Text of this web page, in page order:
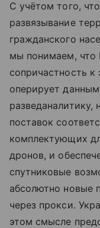
С учётом того,
развязывание
гражданского
мы понимаем,
сопричастность
оперирует
разведаналитику,
поставок
комплектующих
дронов, и
спутниковые
абсолютно новые
через прокси.
этом смысле